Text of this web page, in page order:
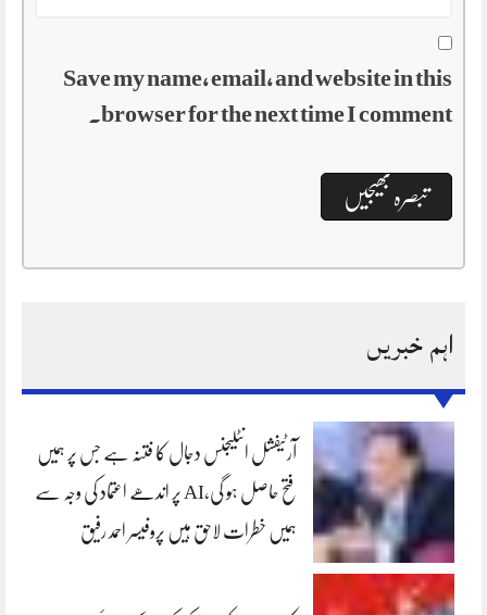
Save my name, email, and website in this
browser for the next time I comment.
اہم خبریں
آرٹیفشل انٹلیجنس دجال کا فتنہ ہے جس پر ہمیں
فتح حاصل ہو گی،AI پر اندھے اعتماد کی وجہ سے
ہمیں خطرات لاحق ہیں پروفیسر احمد رفیق